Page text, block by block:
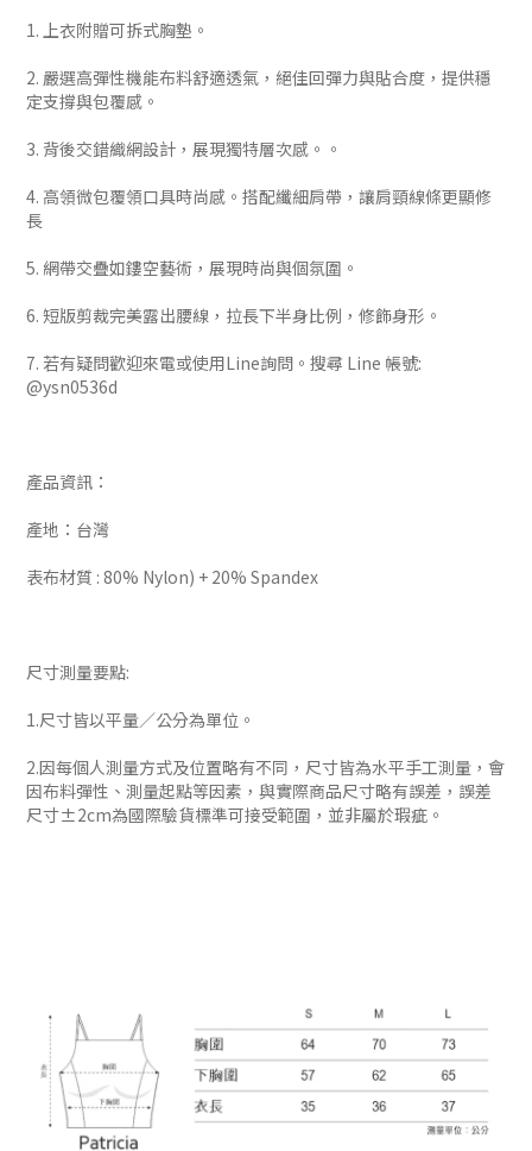
1. 上衣附贈可拆式胸墊。
2. 嚴選高彈性機能布料舒適透氣，絕佳回彈力與貼合度，提供穩
定支撐與包覆感。
3. 背後交錯織網設計，展現獨特層次感。。
4. 高領微包覆領口具時尚感。搭配纖細肩帶，讓肩頸線條更顯修
長
5. 網帶交疊如鏤空藝術，展現時尚與個氛圍。
6. 短版剪裁完美露出腰線，拉長下半身比例，修飾身形。
7. 若有疑問歡迎來電或使用Line詢問。搜尋 Line 帳號:
@ysn0536d
產品資訊：
產地：台灣
表布材質 : 80% Nylon) + 20% Spandex
尺寸測量要點:
1.尺寸皆以平量／公分為單位。
2.因每個人測量方式及位置略有不同，尺寸皆為水平手工測量，會
因布料彈性、測量起點等因素，與實際商品尺寸略有誤差，誤差
尺寸±2cm為國際驗貨標準可接受範圍，並非屬於瑕疵。